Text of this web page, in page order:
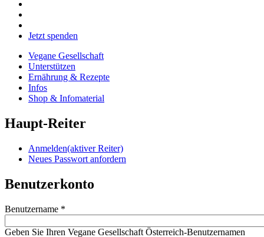
Jetzt spenden
Vegane Gesellschaft
Unterstützen
Ernährung & Rezepte
Infos
Shop & Infomaterial
Haupt-Reiter
Anmelden(aktiver Reiter)
Neues Passwort anfordern
Benutzerkonto
Benutzername *
Geben Sie Ihren Vegane Gesellschaft Österreich-Benutzernamen